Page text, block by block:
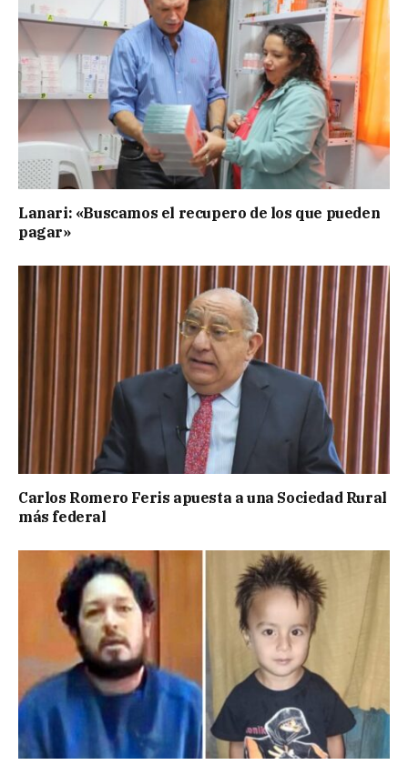
Lanari: «Buscamos el recupero de los que pueden
pagar»
Carlos Romero Feris apuesta a una Sociedad Rural
más federal